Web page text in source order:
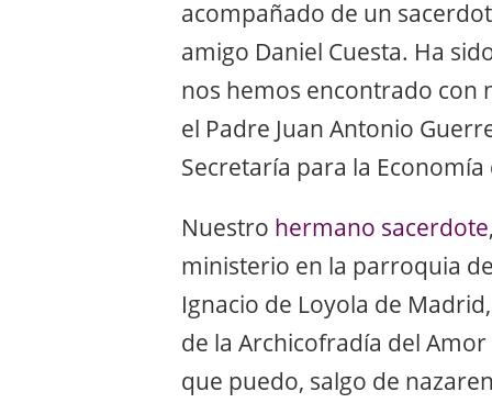
acompañado de un
amigo Daniel Cuesta. Ha
nos hemos encontrado con
el Padre Juan Antonio
Secretaría para la Economía
Nuestro hermano sacerdote
ministerio en la parroquia
Ignacio de Loyola de
de la Archicofradía del
que puedo, salgo de